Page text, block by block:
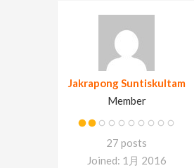
Jakrapong Suntiskultam
Member
27 posts
Joined: 1月 2016